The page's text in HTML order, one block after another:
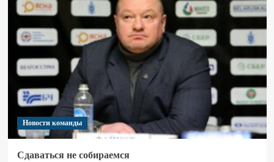
Новости команды
Сдаваться не собираемся